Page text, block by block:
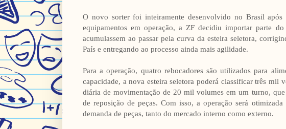
O novo sorter foi inteiramente desenvolvido no Brasil após
equipamentos em operação, a ZF decidiu importar parte
acumulassem ao passar pela curva da esteira seletora,
País e entregando ao processo ainda mais agilidade.
Para a operação, quatro rebocadores são utilizados para
capacidade, a nova esteira seletora poderá classificar três mil
diária de movimentação de 20 mil volumes em um turno,
de reposição de peças. Com isso, a operação será
demanda de peças, tanto do mercado interno como externo.